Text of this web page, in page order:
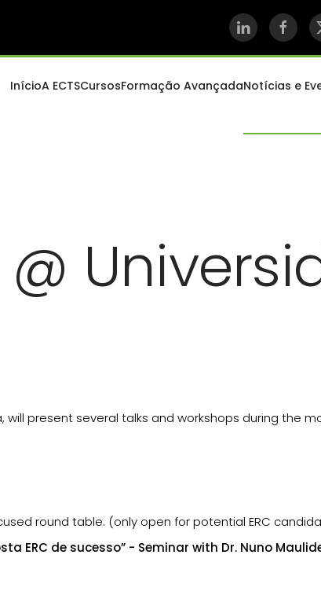
InícioA ECTSCursosFormação AvançadaNotícias e
will present several talks and workshops during the
round table. (only open for potential ERC
ERC de sucesso” - Seminar with Dr. Nuno